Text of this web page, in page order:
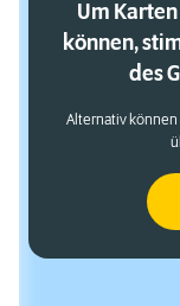
Um
können,
des
Alternativ können